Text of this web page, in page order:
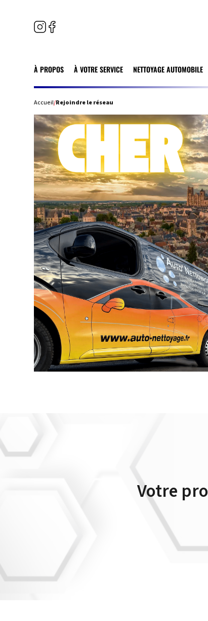
À PROPOS À VOTRE SERVICE NETTOYAGE AUTOMOBILE
Accueil/Rejoindre le réseau
Votre